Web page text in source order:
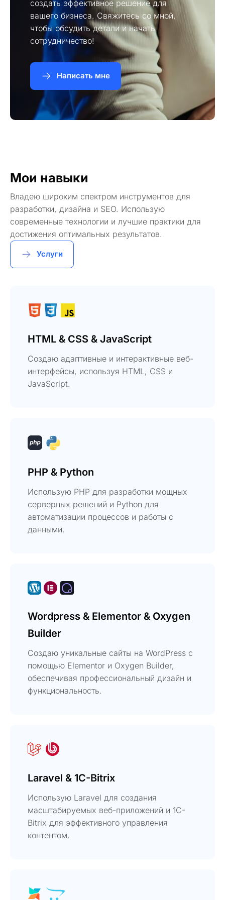
создать эффективное решение для
вашего бизнеса. Свяжитесь со мной,
чтобы обсудить детали и начать
сотрудничество!
Написать мне
Мои навыки
Владею широким спектром инструментов для
разработки, дизайна и SEO. Использую
современные технологии и лучшие практики для
достижения оптимальных результатов.
Услуги
HTML & CSS & JavaScript
Создаю адаптивные и интерактивные веб-
интерфейсы, используя HTML, CSS и
JavaScript.
PHP & Python
Использую PHP для разработки мощных
серверных решений и Python для
автоматизации процессов и работы с
данными.
Wordpress & Elementor & Oxygen
Builder
Создаю уникальные сайты на WordPress с
помощью Elementor и Oxygen Builder,
обеспечивая профессиональный дизайн и
функциональность.
Laravel & 1C-Bitrix
Использую Laravel для создания
масштабируемых веб-приложений и 1C-
Bitrix для эффективного управления
контентом.